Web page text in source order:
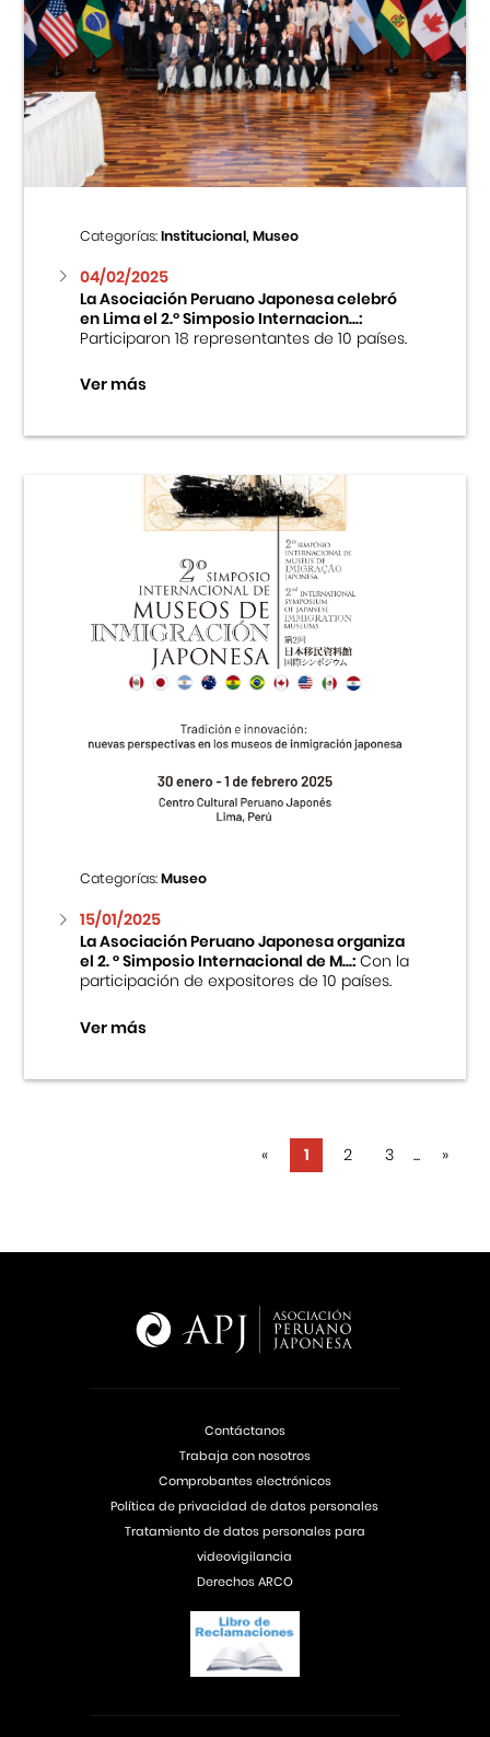
Categorías:Institucional, Museo
04/02/2025
La Asociación Peruano Japonesa celebró
en Lima el 2.º Simposio Internacion...:
Participaron 18 representantes de 10 países.
Ver más
Categorías:Museo
15/01/2025
La Asociación Peruano Japonesa organiza
el 2. ° Simposio Internacional de M...:Con la
participación de expositores de 10 países.
Ver más
« 1 2 3 ... »
Contáctanos
Trabaja con nosotros
Comprobantes electrónicos
Política de privacidad de datos personales
Tratamiento de datos personales para
videovigilancia
Derechos ARCO